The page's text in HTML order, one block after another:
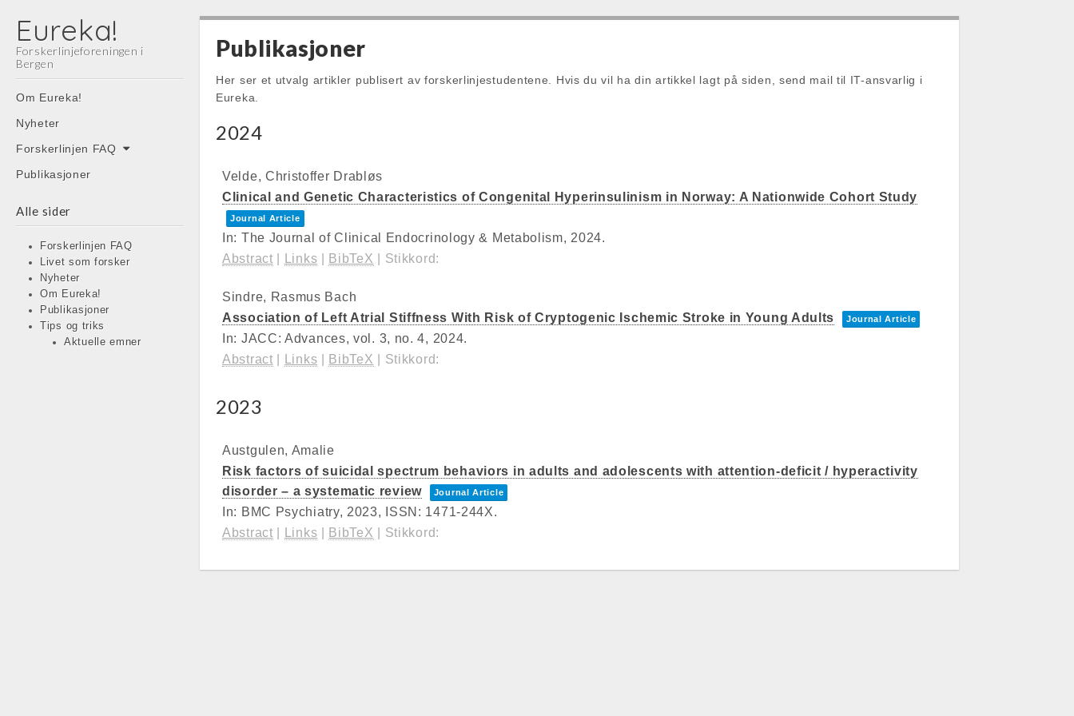
Eureka!
Forskerlinjeforeningen i
Bergen
Main
menu
Skip
content
Om Eureka!
Nyheter
Forskerlinjen FAQ
Publikasjoner
Alle sider
Forskerlinjen FAQ
Livet som forsker
Nyheter
Om Eureka!
Publikasjoner
Tips og triks
Aktuelle emner
Publikasjoner
Her ser et utvalg artikler publisert av forskerlinjestudentene. Hvis du vil ha din artikkel lagt på siden, send mail til IT-ansvarlig i
Eureka.
2024
Velde, Christoffer Drabløs
Clinical and Genetic Characteristics of Congenital Hyperinsulinism in Norway: A Nationwide Cohort Study
Journal Article
In: The Journal of Clinical Endocrinology & Metabolism, 2024.
Abstract
Links BibTeX Stikkord:
Sindre, Rasmus Bach
Association of Left Atrial Stiffness With Risk of Cryptogenic Ischemic Stroke in Young Adults
Journal Article
In: JACC: Advances,vol. 3, no. 4, 2024.
Abstract
Links BibTeX Stikkord:
2023
Austgulen, Amalie
Risk factors of suicidal spectrum behaviors in adults and adolescents with attention-deficit / hyperactivity
disorder – a systematic review
Journal Article
In: BMC Psychiatry, 2023, ISSN: 1471-244X.
Abstract
Links BibTeX Stikkord: